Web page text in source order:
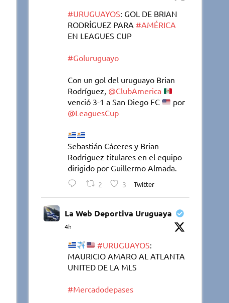
#URUGUAYOS: GOL DE BRIAN
RODRÍGUEZ PARA#AMÉRICA
EN LEAGUES CUP
#Goluruguayo
Con un gol del uruguayo Brian
Rodríguez, @ClubAmerica
venció 3-1 a San Diego FC
por
@LeaguesCup
Sebastián Cáceres y Brian
Rodriguez titulares en el equipo
dirigido por Guillermo Almada.
2 3 Twitter
La Web Deportiva Uruguaya
4h
#URUGUAYOS:
MAURICIO AMARO AL ATLANTA
UNITED DE LA MLS
#Mercadodepases